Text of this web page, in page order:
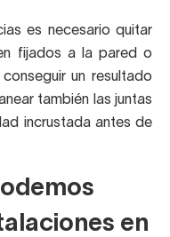
es necesario quitar
fijados a la pared o
un resultado
también las juntas
incrustada antes de
en